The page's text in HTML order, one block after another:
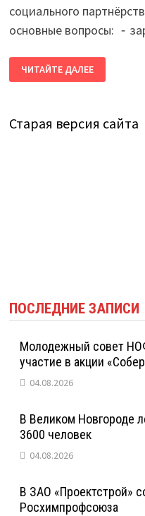
социального
основные вопросы: ⁃
РАБОЧЕЕ
СОВЕЩАНИЕ
ПО
ЧИТАЙТЕ ДАЛЕЕ
Старая версия сайта
ПОСЛЕДНИЕ ЗАПИСИ
Молодежный совет
участие в акции
04.08.2026
В Великом Новгороде
3600 человек
04.08.2026
В ЗАО «Проектстрой»
Росхимпрофсоюза